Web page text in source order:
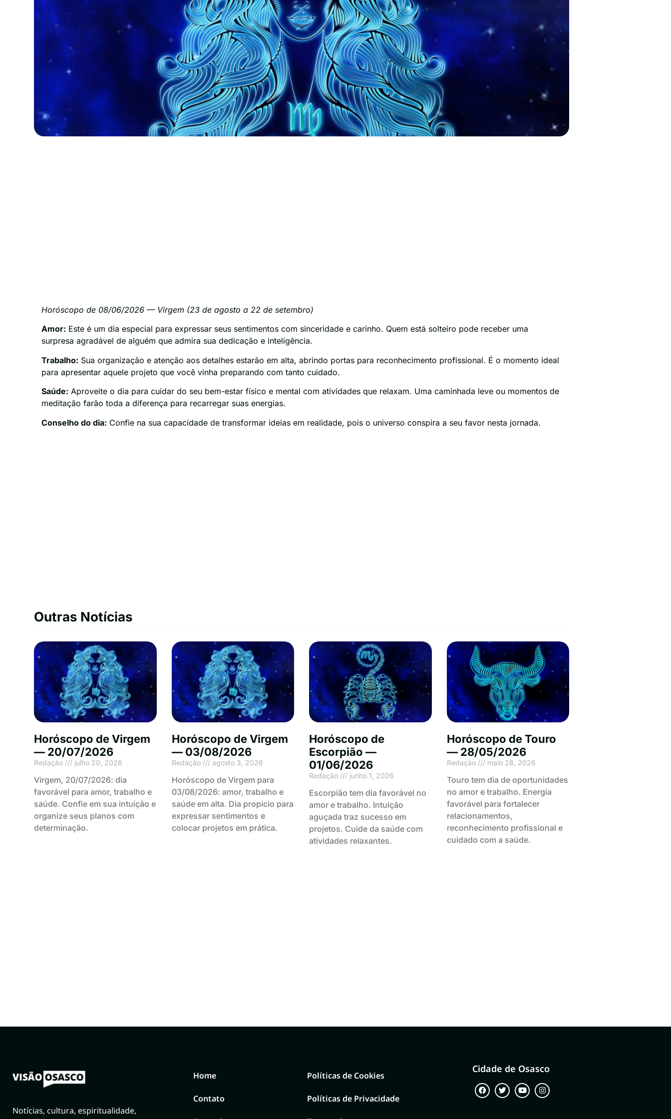
Horóscopo de 08/06/2026 — Virgem (23 de agosto a 22 de setembro)
Amor: Este é um dia especial para expressar seus sentimentos com sinceridade e carinho. Quem está solteiro pode receber uma
surpresa agradável de alguém que admira sua dedicação e inteligência.
Trabalho: Sua organização e atenção aos detalhes estarão em alta, abrindo portas para reconhecimento profissional. É o momento ideal
para apresentar aquele projeto que você vinha preparando com tanto cuidado.
Saúde: Aproveite o dia para cuidar do seu bem-estar físico e mental com atividades que relaxam. Uma caminhada leve ou momentos de
meditação farão toda a diferença para recarregar suas energias.
Conselho do dia: Confie na sua capacidade de transformar ideias em realidade, pois o universo conspira a seu favor nesta jornada.
Outras Notícias
Horóscopo de Virgem
— 20/07/2026
Redação julho 20, 2026
Virgem, 20/07/2026: dia
favorável para amor, trabalho e
saúde. Confie em sua intuição e
organize seus planos com
determinação.
Horóscopo de Virgem
— 03/08/2026
Redação agosto 3, 2026
Horóscopo de Virgem para
03/08/2026: amor, trabalho e
saúde em alta. Dia propício para
expressar sentimentos e
colocar projetos em prática.
Horóscopo de
Escorpião —
01/06/2026
Redação junho 1, 2026
Escorpião tem dia favorável no
amor e trabalho. Intuição
aguçada traz sucesso em
projetos. Cuide da saúde com
atividades relaxantes.
Horóscopo de Touro
— 28/05/2026
Redação maio 28, 2026
Touro tem dia de oportunidades
no amor e trabalho. Energia
favorável para fortalecer
relacionamentos,
reconhecimento profissional e
cuidado com a saúde.
Notícias, cultura, espiritualidade,
Home
Contato
Políticas de Cookies
Políticas de Privacidade
Cidade de Osasco